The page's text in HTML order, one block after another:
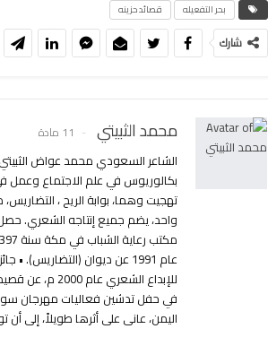
بحر التفعيله قصائد حزينه
شارك
محمد الثبيتي 11 مادة
بكالوريوس في علم الاجتماع وعمل في
تهجيت وهما، بوابة الريح ،
واحد، يضم جميع إنتاجه الشعري.
عام 1991 عن ديوان
في حفل تدشين فعاليات مهرجان سوق
اليمن، عانى على أثرها طويلاً، إلى أن توفي رحمه